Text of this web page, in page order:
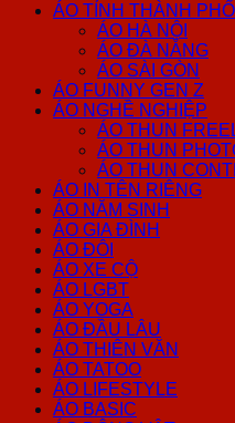
ÁO TỈNH THÀNH PHỐ
ÁO HÀ NỘI
ÁO ĐÀ NẴNG
ÁO SÀI GÒN
ÁO FUNNY GEN Z
ÁO NGHỀ NGHIỆP
ÁO THUN
ÁO THUN
ÁO THUN
ÁO IN TÊN RIÊNG
ÁO NĂM SINH
ÁO GIA ĐÌNH
ÁO ĐÔI
ÁO XE CỘ
ÁO LGBT
ÁO YOGA
ÁO ĐẦU LÂU
ÁO THIÊN VĂN
ÁO TATOO
ÁO LIFESTYLE
ÁO BASIC